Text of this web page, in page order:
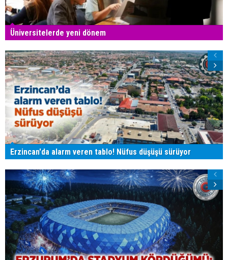
Üniversitelerde yeni dönem
Erzincan'da alarm veren tablo! Nüfus düşüşü sürüyor